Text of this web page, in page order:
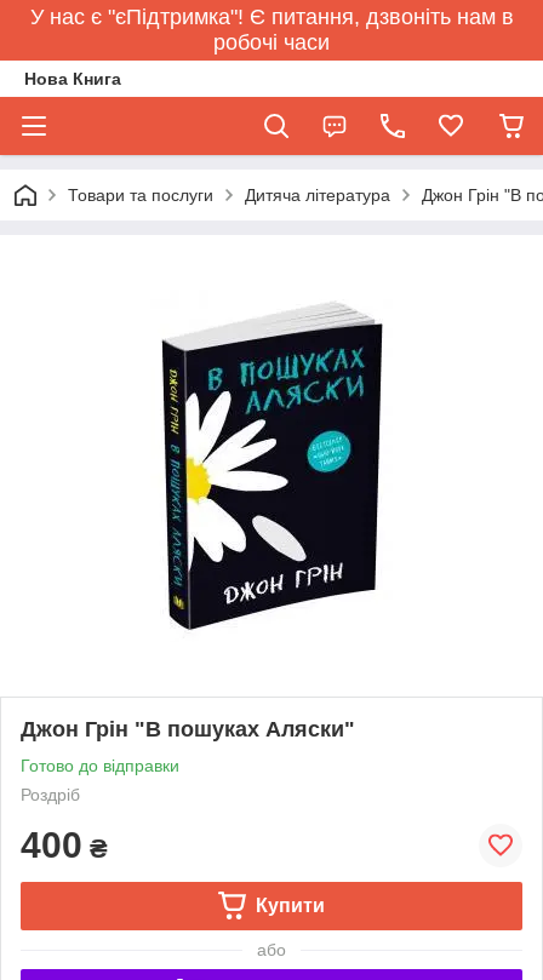
У нас є "єПідтримка"! Є питання, дзвоніть нам в
робочі часи
Нова Книга
Товари та послуги Дитяча література Джон Грін "В
Джон Грін "В пошуках Аляски"
Готово до відправки
Роздріб
400 ₴
Купити
або